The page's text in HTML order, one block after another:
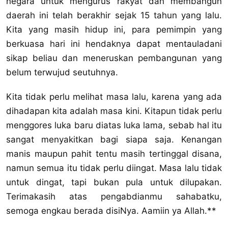
daerah ini telah berakhir sejak 15 tahun yang lalu.
Kita yang masih hidup ini, para pemimpin yang
berkuasa hari ini hendaknya dapat mentauladani
sikap beliau dan meneruskan pembangunan yang
belum terwujud seutuhnya.
Kita tidak perlu melihat masa lalu, karena yang ada
dihadapan kita adalah masa kini. Kitapun tidak perlu
menggores luka baru diatas luka lama, sebab hal itu
sangat menyakitkan bagi siapa saja. Kenangan
manis maupun pahit tentu masih tertinggal disana,
namun semua itu tidak perlu diingat. Masa lalu tidak
untuk dingat, tapi bukan pula untuk dilupakan.
Terimakasih atas pengabdianmu sahabatku,
semoga engkau berada disiNya. Aamiin ya Allah.**